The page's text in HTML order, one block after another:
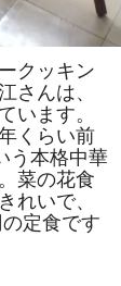
クッキン
さんは、
います。
くらい前
う本格中華
菜の花食
れいで、
定食です